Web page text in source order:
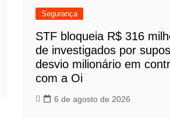
Segurança
STF bloqueia R$ 316
de investigados por
desvio milionário em
com a Oi
6 de agosto de 2026